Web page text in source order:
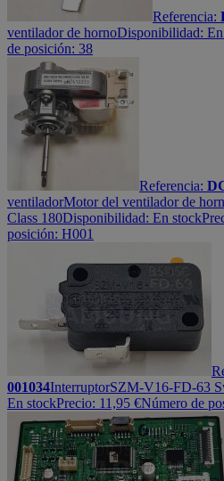
Referencia:
ventilador de hornoDisponibilidad:
de posición: 38
Referencia:
ventiladorMotor del ventilador de
Class 180Disponibilidad: En stock
posición: H001
001034InterruptorSZM-V16-FD-63
En stockPrecio: 11,95 €Número de